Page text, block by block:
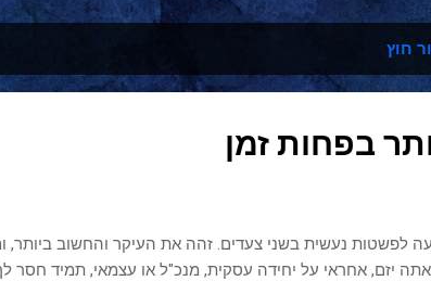
הצהרת נגישות
חוץ
בפחות זמן
לפשטות נעשית בשני צעדים. זהה את העיקר והחשוב
יזם, אחראי על יחידה עסקית, מנכ"ל או עצמאי, תמיד חסר